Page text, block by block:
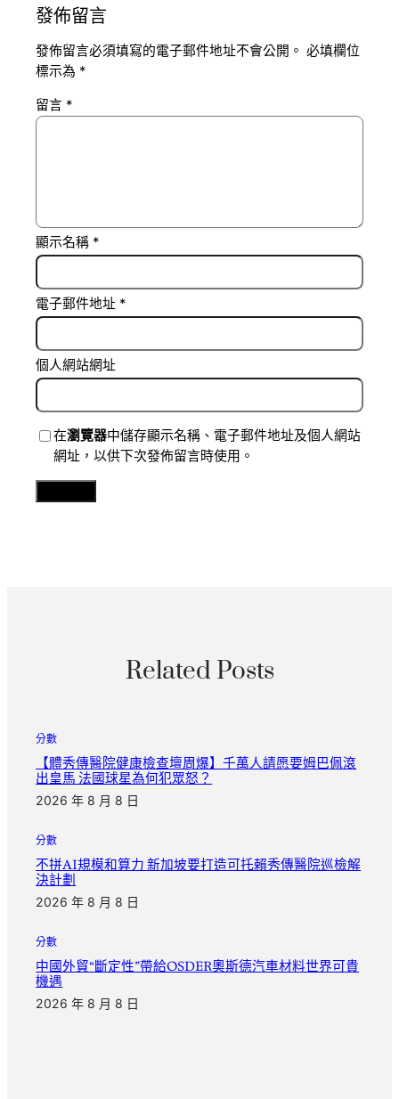
發佈留言
發佈留言必須填寫的電子郵件地址不會公開。 必填欄位
標示為 *
留言 *
顯示名稱 *
電子郵件地址 *
個人網站網址
在瀏覽器中儲存顯示名稱、電子郵件地址及個人網站
網址，以供下次發佈留言時使用。
Related Posts
分數
【體秀傳醫院健康檢查壇周爆】千萬人請愿要姆巴佩滾
出皇馬 法國球星為何犯眾怒？
2026 年 8 月 8 日
分數
不拼AI規模和算力 新加坡要打造可托賴秀傳醫院巡檢解
決計劃
2026 年 8 月 8 日
分數
中國外貿“斷定性”帶給OSDER奧斯德汽車材料世界可貴
機遇
2026 年 8 月 8 日